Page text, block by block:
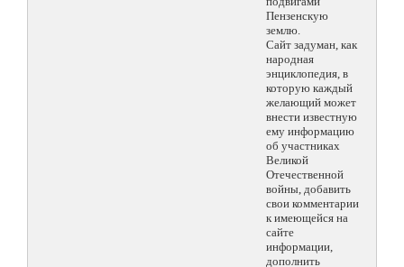
Пензенскую
землю.
Сайт задуман, как
народная
энциклопедия, в
которую каждый
желающий может
внести известную
ему информацию
об участниках
Великой
Отечественной
войны, добавить
свои комментарии
к имеющейся на
сайте
информации,
дополнить